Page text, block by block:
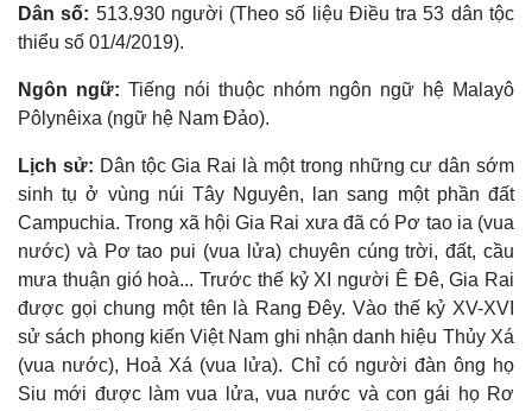
Dân số: 513.930 người (Theo số liệu Điều tra 53 dân tộc
thiểu số 01/4/2019).
Ngôn ngữ: Tiếng nói thuộc nhóm ngôn ngữ hệ Malayô
Pôlynêixa (ngữ hệ Nam Ðảo).
Lịch sử: Dân tộc Gia Rai là một trong những cư dân sớm
sinh tụ ở vùng núi Tây Nguyên, lan sang một phần đất
Campuchia. Trong xã hội Gia Rai xưa đã có Pơ tao ia (vua
nước) và Pơ tao pui (vua lửa) chuyên cúng trời, đất, cầu
mưa thuận gió hoà... Trước thế kỷ XI người Ê Ðê, Gia Rai
được gọi chung một tên là Rang Ðêy. Vào thế kỷ XV-XVI
sử sách phong kiến Việt Nam ghi nhận danh hiệu Thủy Xá
(vua nước), Hoả Xá (vua lửa). Chỉ có người đàn ông họ
Siu mới được làm vua lửa, vua nước và con gái họ Rơ